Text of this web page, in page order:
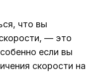
что вы
— это
если вы
скорости на